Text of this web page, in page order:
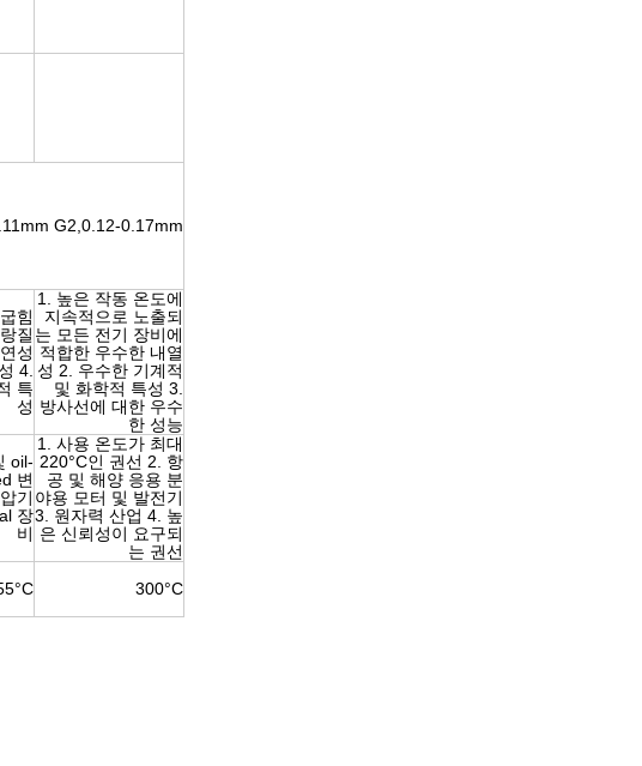
G2,0.12-0.17mm
힘
질
성
4.
특
성
1. 높은 작동 온도에
지속적으로 노출되
는 모든 전기 장비에
적합한 우수한 내열
성 2. 우수한 기계적
및 화학적 특성 3.
방사선에 대한 우수
한 성능
oil-
변
압기
장
비
1. 사용 온도가 최대
220°C인 권선 2. 항
공 및 해양 응용 분
야용 모터 및 발전기
3. 원자력 산업 4. 높
은 신뢰성이 요구되
는 권선
300°C